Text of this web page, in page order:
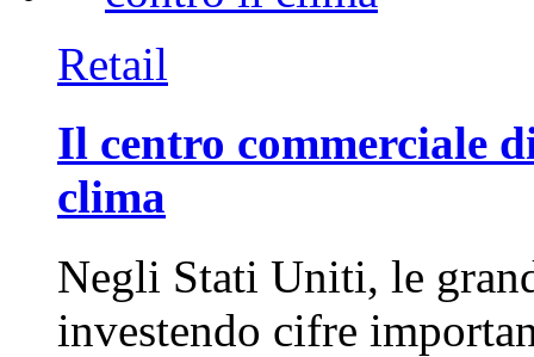
Retail
Il centro commerciale
clima
Negli Stati Uniti, le
investendo cifre